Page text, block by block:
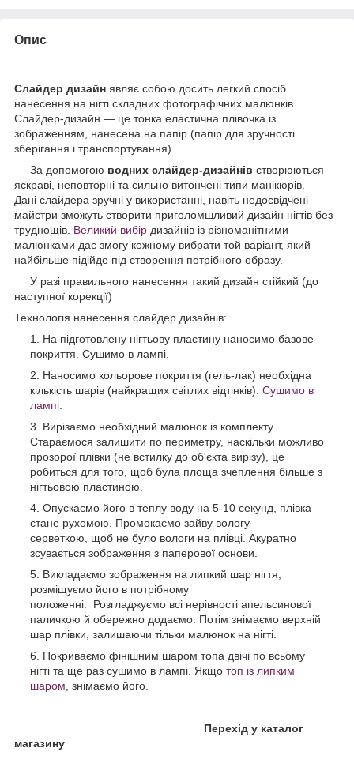
Опис
Слайдер дизайн являє собою досить легкий спосіб
нанесення на нігті складних фотографічних малюнків.
Слайдер-дизайн — це тонка еластична плівочка із
зображенням, нанесена на папір (папір для зручності
зберігання і транспортування).
За допомогою водних слайдер-дизайнів створюються
яскраві, неповторні та сильно витончені типи манікюрів.
Дані слайдера зручні у використанні, навіть недосвідчені
майстри зможуть створити приголомшливий дизайн нігтів без
труднощів. Великий вибір дизайнів із різноманітними
малюнками дає змогу кожному вибрати той варіант, який
найбільше підійде під створення потрібного образу.
У разі правильного нанесення такий дизайн стійкий (до
наступної корекції)
Технологія нанесення слайдер дизайнів:
На підготовлену нігтьову пластину наносимо базове
покриття. Сушимо в лампі.
Наносимо кольорове покриття (гель-лак) необхідна
кількість шарів (найкращих світлих відтінків). Сушимо в
лампі
Вирізаємо необхідний малюнок із комплекту.
Стараємося залишити по периметру, наскільки можливо
прозорої плівки (не встилку до об'єкта вирізу), це
робиться для того, щоб була площа зчеплення більше з
нігтьовою пластиною.
Опускаємо його в теплу воду на 5-10 секунд, плівка
стане рухомою. Промокаємо зайву вологу
серветкою
щоб не було вологи на плівці. Акуратно
зсувається зображення з паперової основи.
Викладаємо зображення на липкий шар нігтя,
розміщуємо його в потрібному
положенні. Розгладжуємо всі нерівності апельсинової
паличкою й обережно додаємо. Потім знімаємо верхній
шар плівки, залишаючи тільки малюнок на нігті.
Покриваємо фінішним шаром топа двічі по всьому
нігті та ще раз сушимо в лампі. Якщо топ із липким
шаром , знімаємо його.
Перехід у каталог
магазину